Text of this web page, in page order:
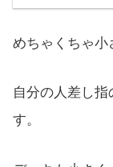
めちゃくちゃ小
自分の人差し
す。